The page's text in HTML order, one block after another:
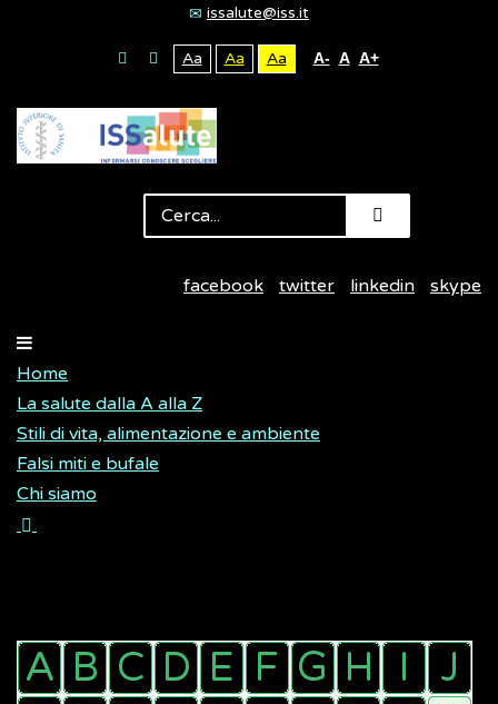
issalute@iss.it
Aa Aa Aa A- A A+
facebook twitter linkedin skype
Home
La salute dalla A alla Z
Stili di vita, alimentazione e ambiente
Falsi miti e bufale
Chi siamo